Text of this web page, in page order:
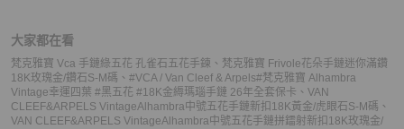
大家都在看
梵克雅寶 Vca 手鏈綠五花 孔雀石五花手鍊 、 梵克雅寶 Frivole花朵手鏈迷你滿鑽
18K玫瑰金/鑽石S-M碼 、 #VCA / Van Cleef & Arpels#梵克雅寶 Alhambra
Vintage幸運四葉 #黑五花 #18K金縟瑪瑙手鏈 26年全套保卡 、 VAN
CLEEF&ARPELS VintageAlhambra中號五花手鏈新扣18K黃金/虎眼石S-M碼 、
VAN CLEEF&ARPELS VintageAlhambra中號五花手鏈拼鐳射新扣18K玫瑰金/